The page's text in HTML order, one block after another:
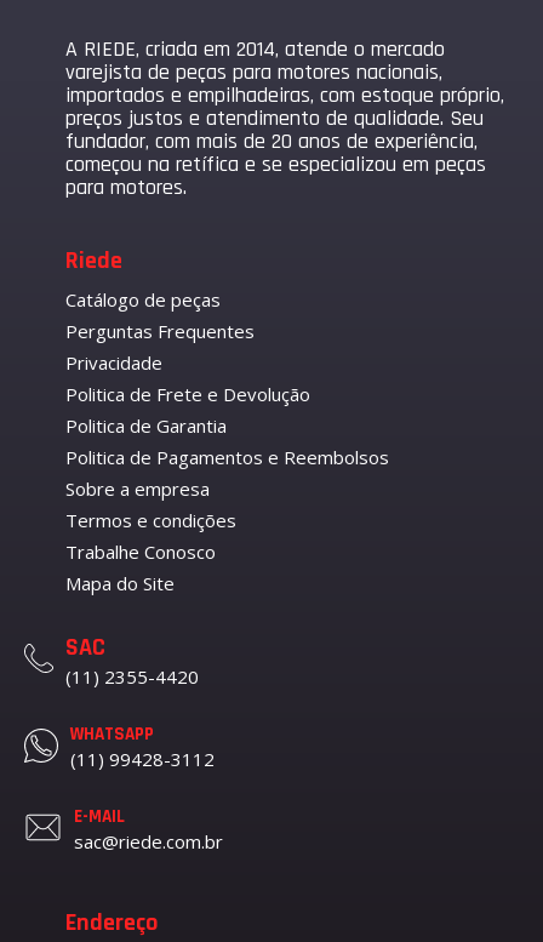
A RIEDE, criada em 2014, atende o mercado
varejista de peças para motores nacionais,
importados e empilhadeiras, com estoque próprio,
preços justos e atendimento de qualidade. Seu
fundador, com mais de 20 anos de experiência,
começou na retífica e se especializou em peças
para motores.
Riede
Catálogo de peças
Perguntas Frequentes
Privacidade
Politica de Frete e Devolução
Politica de Garantia
Politica de Pagamentos e Reembolsos
Sobre a empresa
Termos e condições
Trabalhe Conosco
Mapa do Site
SAC
(11) 2355-4420
WHATSAPP
(11) 99428-3112
E-MAIL
sac@riede.com.br
Endereço